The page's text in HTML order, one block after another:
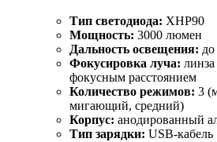
Тип светодиода: XHP90
Мощность: 3000 люмен
Дальность освещения:
Фокусировка луча:
фокусным расстоянием
Количество режимов: 3
мигающий, средний)
Корпус: анодированный
Тип зарядки: USB-кабель